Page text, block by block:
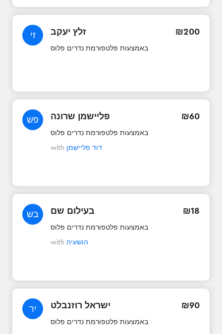
זי זלץ יעקב ₪200
באמצעות פלטפורמת נדרים פלוס
פש פליישמן שרונה ₪60
באמצעות פלטפורמת נדרים פלוס
with דוד פליישמן
בש בעילום שם ₪18
באמצעות פלטפורמת נדרים פלוס
with הושעיה
יר ישראל רוזנבלט ₪90
באמצעות פלטפורמת נדרים פלוס